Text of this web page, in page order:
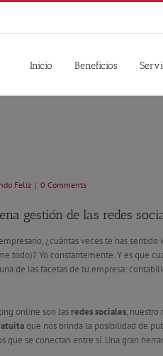
Inicio Beneficios
Feliz | 0 Comments
gestión de las redes
¿cuántas veces te has
todo)? Yo constantemente. Y es que
de las facetas de tu empresa:
online son las redes sociales, nuestro
que nos brinda la posibilidad de
se conectan entre sí. Una gran